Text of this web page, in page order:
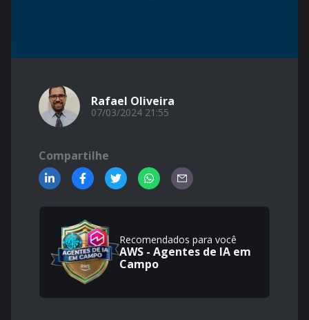
Rafael Oliveira
07/03/2024 21:55
Compartilhe
Recomendados para você
AWS - Agentes de IA em
Campo